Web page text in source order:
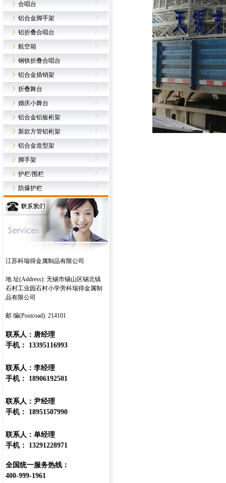
合唱台
铝合金脚手架
铝折叠合唱台
航空箱
钢铁折叠合唱台
铝合金插销架
折叠舞台
婚庆小舞台
铝合金铝板桁架
新款方管铝桁架
铝合金造型架
脚手架
护栏/围栏
防爆护栏
江苏科瑞得金属制品有限公司
地 址(Address): 无锡市锡山区锡北镇
石村工业园石村小学旁科瑞得金属制
品有限公司
邮 编(Postcoad): 214101
联系人：唐经理
手机： 13395116993
联系人：李经理
手机： 18906192501
联系人：尹经理
手机： 18951507990
联系人：单经理
手机： 13291228971
全国统一服务热线：
400-999-1961